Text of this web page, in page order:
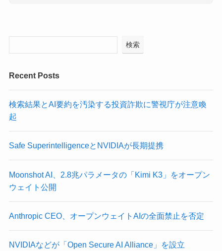
検索
Recent Posts
検索結果とAI要約を汚染する投資詐欺に警視庁が注意喚
起
Safe SuperintelligenceとNVIDIAが長期提携
Moonshot AI、2.8兆パラメータの「Kimi K3」をオープン
ウェイト公開
Anthropic CEO、オープンウェイトAIの全面禁止を否定
NVIDIAなどが「Open Secure AI Alliance」を設立